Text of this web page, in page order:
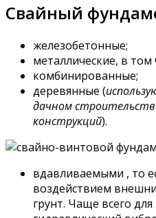
Свайный
железобетонные;
металлические, в
комбинированные;
деревянные (
дачном
конструкций).
вдавливаемыми , то
воздействием
грунт. Чаще всего для